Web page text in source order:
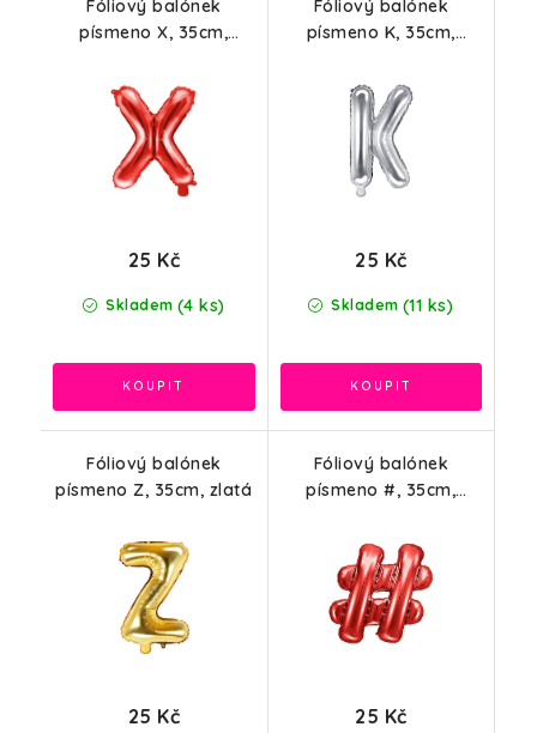
Fóliový balónek
písmeno X, 35cm,
Skladem (4 ks)
25 Kč
Fóliový balónek
písmeno K, 35cm,
Skladem (11 ks)
25 Kč
Fóliový balónek
písmeno Z, 35cm, zlatá
25 Kč
Fóliový balónek
písmeno #, 35cm,
25 Kč